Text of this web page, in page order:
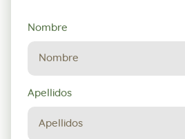
Solicitud
de
reserva
Nombre
Apellidos